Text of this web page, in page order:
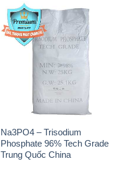
Na3PO4 – Trisodium
Phosphate 96% Tech Grade
Trung Quốc China